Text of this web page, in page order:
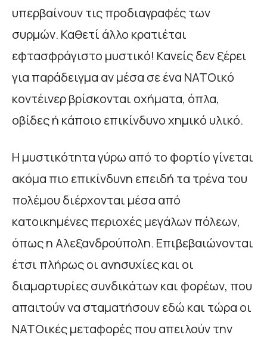
υπερβαίνουν τις προδιαγραφές των
συρμών. Καθετί άλλο κρατιέται
εφτασφράγιστο μυστικό! Κανείς δεν ξέρει
για παράδειγμα αν μέσα σε ένα ΝΑΤΟικό
κοντέινερ βρίσκονται οχήματα, όπλα,
οβίδες ή κάποιο επικίνδυνο χημικό υλικό.
Η μυστικότητα γύρω από το φορτίο γίνεται
ακόμα πιο επικίνδυνη επειδή τα τρένα του
πολέμου διέρχονται μέσα από
κατοικημένες περιοχές μεγάλων πόλεων,
όπως η Αλεξανδρούπολη. Επιβεβαιώνονται
έτσι πλήρως οι ανησυχίες και οι
διαμαρτυρίες συνδικάτων και φορέων, που
απαιτούν να σταματήσουν εδώ και τώρα οι
ΝΑΤΟικές μεταφορές που απειλούν την